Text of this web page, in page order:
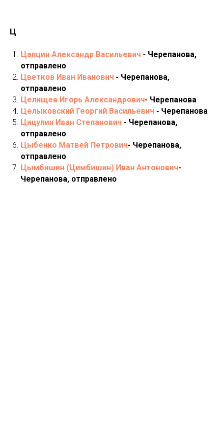
Ц
Цапцин Александр Васильевич - Черепанова,
отправлено
Цветков Иван Иванович - Черепанова,
отправлено
Целищев Игорь Александрович- Черепанова
Целыковский Георгий Васильевич - Черепанова
Цицулин Иван Степанович - Черепанова,
отправлено
Цыбенко Матвей Петрович- Черепанова,
отправлено
Цымбишин (Цимбишин) Иван Антонович-
Черепанова, отправлено